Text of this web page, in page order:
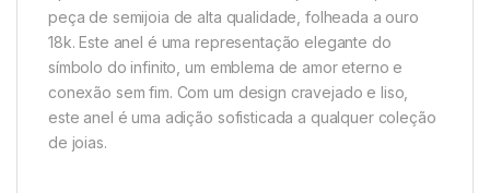
peça de semijoia de alta qualidade, folheada a ouro
18k. Este anel é uma representação elegante do
símbolo do infinito, um emblema de amor eterno e
conexão sem fim. Com um design cravejado e liso,
este anel é uma adição sofisticada a qualquer coleção
de joias.